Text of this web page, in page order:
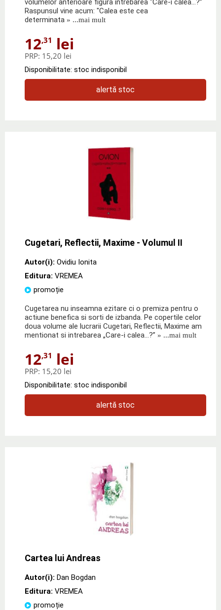
Raspunsul vine acum: "Calea este cea
determinata » ...mai mult
12,31 lei
PRP: 15,20 lei
Disponibilitate: stoc indisponibil
alertă stoc
Cugetari, Reflectii, Maxime - Volumul II
Autor(i): Ovidiu Ionita
Editura: VREMEA
promoție
Cugetarea nu inseamna ezitare ci o premiza pentru o
actiune benefica si sorti de izbanda. Pe copertile celor
doua volume ale lucrarii Cugetari, Reflectii, Maxime am
mentionat si intrebarea „Care-i calea...?” » ...mai mult
12,31 lei
PRP: 15,20 lei
Disponibilitate: stoc indisponibil
alertă stoc
Cartea lui Andreas
Autor(i): Dan Bogdan
Editura: VREMEA
promoție